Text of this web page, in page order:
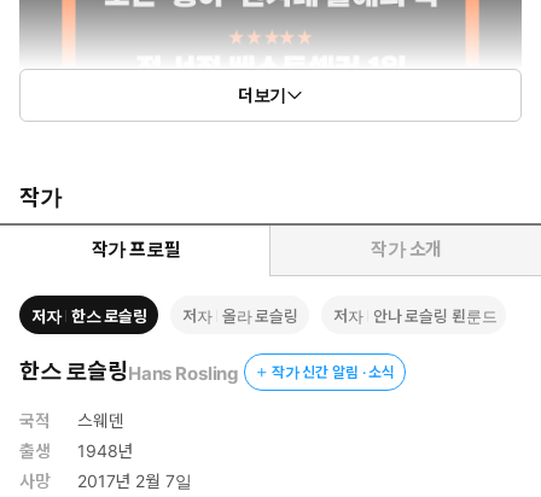
더보기
작가
작가 프로필 작가 소개
저자 한스 로슬링 저자 올라 로슬링 저자 안나 로슬링 뢴룬드
한스 로슬링Hans Rosling 작가 신간 알림 · 소식
국적
스웨덴
출생
1948년
사망
2017년 2월 7일